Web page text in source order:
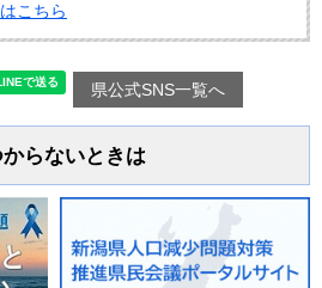
こちら
県公式SNS一覧へ
からないときは